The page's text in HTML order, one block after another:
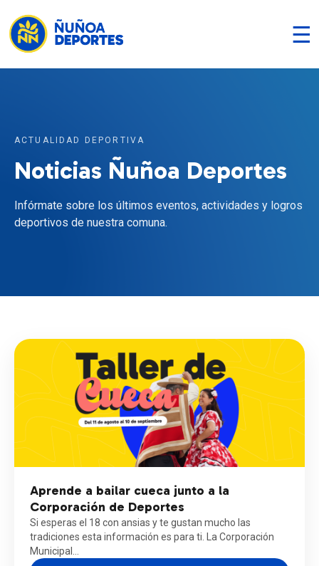
☰
ACTUALIDAD DEPORTIVA
Noticias Ñuñoa Deportes
Infórmate sobre los últimos eventos, actividades y logros
deportivos de nuestra comuna.
Aprende a bailar cueca junto a la
Corporación de Deportes
Si esperas el 18 con ansias y te gustan mucho las
tradiciones esta información es para ti. La Corporación
Municipal…